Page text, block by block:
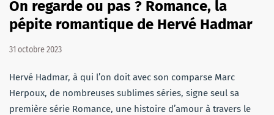
On regarde ou pas ? Romance, la
pépite romantique de Hervé Hadmar
31 octobre 2023
Hervé Hadmar, à qui l’on doit avec son comparse Marc
Herpoux, de nombreuses sublimes séries, signe seul sa
première série Romance, une histoire d’amour à travers le